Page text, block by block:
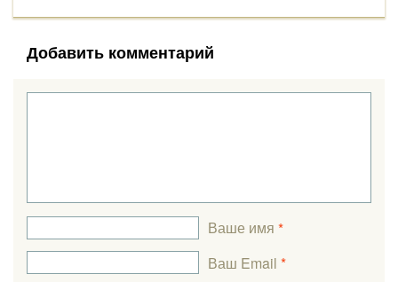
Добавить комментарий
Ваше имя *
Ваш Email *